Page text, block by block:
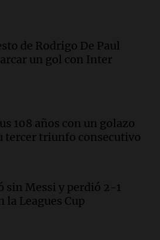
de la servilleta que
para el primer
con Barcelona
"Sin Jorge, no sé si
llegado adonde llegó"
y el sueño argentino de
una entrevista con Rony
de Rodrigo De Paul
un gol con Inter
108 años con un golazo
tercer triunfo consecutivo
Messi y perdió 2-1
Leagues Cup